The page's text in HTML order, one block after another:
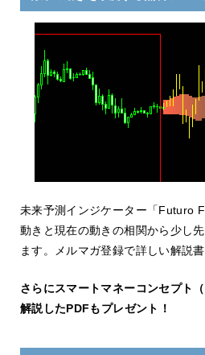
未来予測インジケーター「Futuro
動きと現在の動きの相関から少し
ます。メルマガ登録で詳しい解説
さらにスマートマネーコンセプト
解説したPDFもプレゼント！